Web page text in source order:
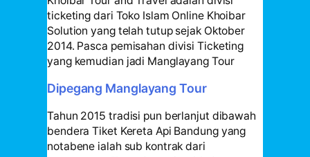
ticketing dari Toko Islam Online Khoibar
Solution yang telah tutup sejak Oktober
2014. Pasca pemisahan divisi Ticketing
yang kemudian jadi Manglayang Tour
Dipegang Manglayang Tour
Tahun 2015 tradisi pun berlanjut dibawah
bendera Tiket Kereta Api Bandung yang
notabene ialah sub kontrak dari